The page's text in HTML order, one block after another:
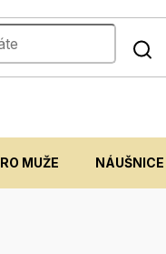
MUŽE NÁUŠNICE